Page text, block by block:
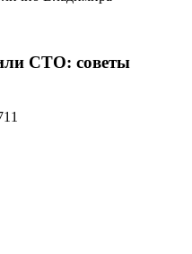
СТО: советы